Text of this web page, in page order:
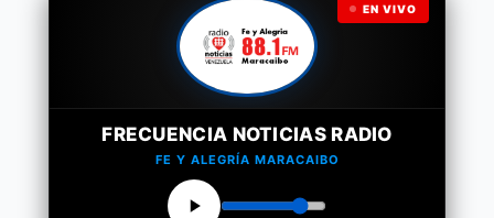
EN VIVO
FRECUENCIA NOTICIAS RADIO
FE Y ALEGRÍA MARACAIBO